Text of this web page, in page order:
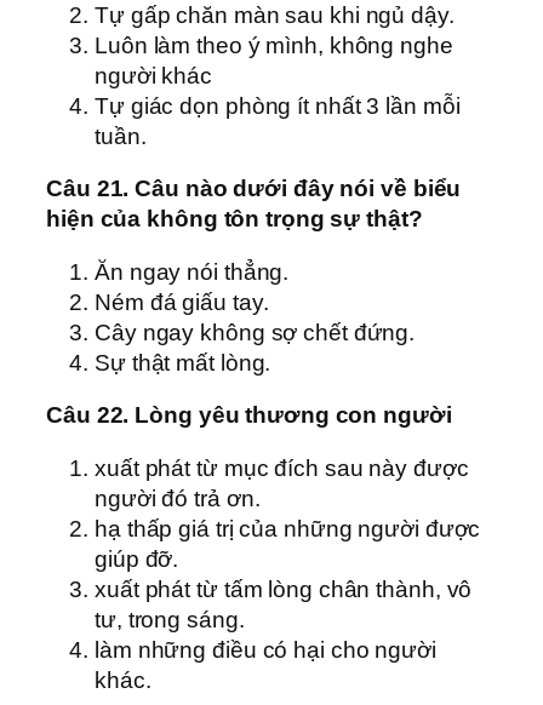
Tự gấp chăn màn sau khi ngủ dậy.
Luôn làm theo ý mình, không nghe
người khác
Tự giác dọn phòng ít nhất 3 lần mỗi
tuần.
Câu 21. Câu nào dưới đây nói về biểu
hiện của không tôn trọng sự thật?
Ăn ngay nói thẳng.
Ném đá giấu tay.
Cây ngay không sợ chết đứng.
Sự thật mất lòng.
Câu 22. Lòng yêu thương con người
xuất phát từ mục đích sau này được
người đó trả ơn.
hạ thấp giá trị của những người được
giúp đỡ.
xuất phát từ tấm lòng chân thành, vô
tư, trong sáng.
làm những điều có hại cho người
khác.